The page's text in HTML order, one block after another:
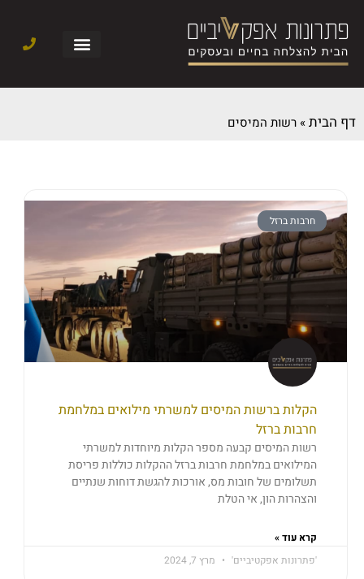
דף הבית» רשות המיסים
חרבות ברזל
הקלות ברשות המיסים למשרתי מילואים במלחמת
חרבות ברזל
רשות המיסים קבעה מספר הקלות מיוחדות למשרתי
המילואים במלחמת חרבות ברזל ההקלות כוללות פריסת
תשלומים של חובות מס, אורכות להגשת דוחות שנתיים
והצהרות הון, אי הטלת
קרא עוד »
'פתרונות אפקטיביים'
מרץ 7, 2024